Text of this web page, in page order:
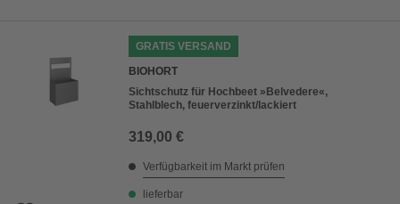
GRATIS VERSAND
BIOHORT
Sichtschutz für Hochbeet »Belvedere«,
Stahlblech, feuerverzinkt/lackiert
319,00 €
Verfügbarkeit im Markt prüfen
lieferbar